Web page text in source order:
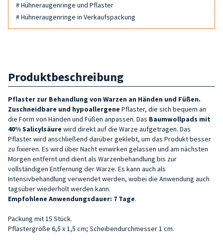
# Hühneraugenringe und Pflaster
# Hühneraugenringe in Verkaufspackung
Produktbeschreibung
Pflaster zur Behandlung von Warzen an Händen und Füßen.
Zuschneidbare und hypoallergene Pflaster, die sich bequem an
die Form von Händen und Füßen anpassen. Das Baumwollpads mit
40% Salicylsäure wird direkt auf die Warze aufgetragen. Das
Pflaster wird anschließend darüber geklebt, um das Produkt besser
zu fixieren. Es wird über Nacht einwirken gelassen und am nächsten
Morgen entfernt und dient als Warzenbehandlung bis zur
vollständigen Entfernung der Warze. Es kann auch als
Intensivbehandlung verwendet werden, wobei die Anwendung auch
tagsüber wiederholt werden kann.
Empfohlene Anwendungsdauer: 7 Tage.
Packung mit 15 Stück.
Pflastergröße 6,5 x 1,5 cm; Scheibendurchmesser 1 cm.